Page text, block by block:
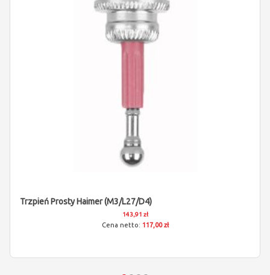
Trzpień Prosty Haimer (M3/L27/D4)
143,91 zł
117,00 zł